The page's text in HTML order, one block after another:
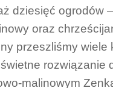
dziesięć ogrodów
oraz
przeszliśmy
rozwiązanie
malinowym